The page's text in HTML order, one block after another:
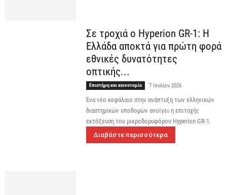
Σε τροχιά ο Hyperion GR-1: Η
Ελλάδα αποκτά για πρώτη φορά
εθνικές δυνατότητες
οπτικής...
Επιστήμη και καινοτομία 7 Ιουλίου 2026
Ένα νέο κεφάλαιο στην ανάπτυξη των ελληνικών
διαστημικών υποδομών ανοίγει η επιτυχής
εκτόξευση του μικροδορυφόρου Hyperion GR-1.
Διαβάστε περισσότερα